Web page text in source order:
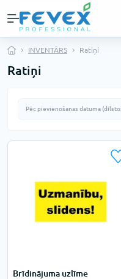
INVENTĀRS Ratiņi
Ratiņi
Brīdinājuma uzlīme